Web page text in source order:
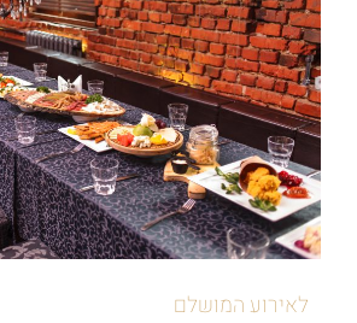
לאירוע המושלם